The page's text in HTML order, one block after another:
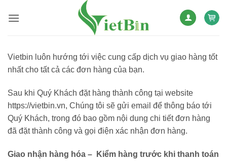
qua
Vietbin luôn hướng tới việc cung cấp dịch vụ giao hàng tốt
nhất cho tất cả các đơn hàng của bạn.
Sau khi Quý Khách đặt hàng thành công tại website
https://vietbin.vn, Chúng tôi sẽ gửi email để thông báo tới
Quý Khách, trong đó bao gồm nội dung chi tiết đơn hàng
đã đặt thành công và gọi điện xác nhận đơn hàng.
Giao nhận hàng hóa – Kiểm hàng trước khi thanh toán